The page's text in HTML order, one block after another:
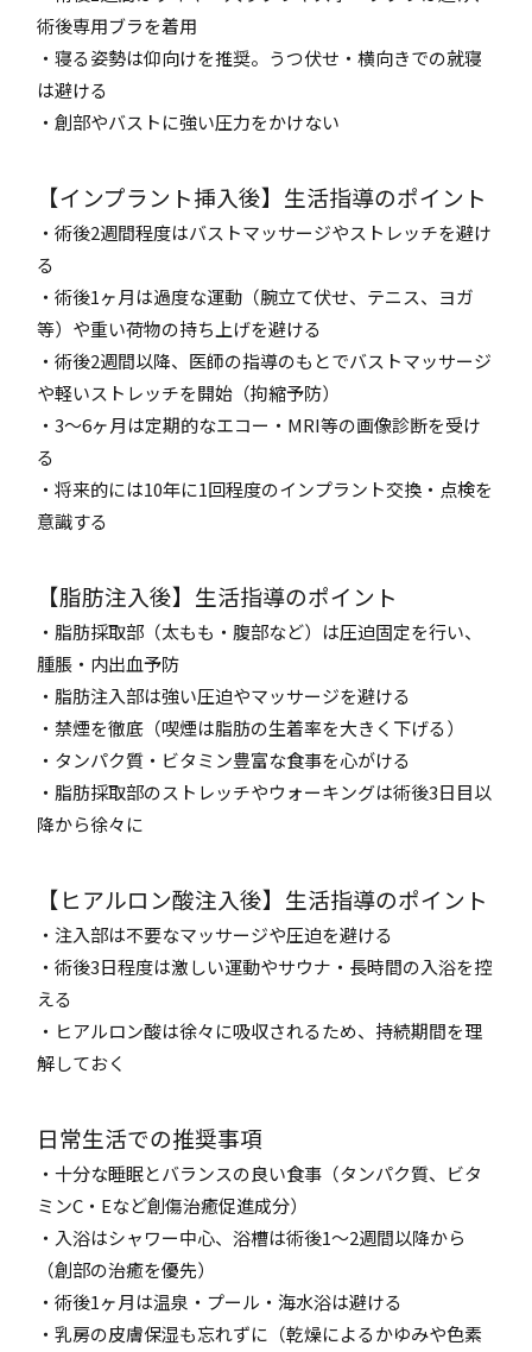
術後専用ブラを着用
・寝る姿勢は仰向けを推奨。うつ伏せ・横向きでの就寝
は避ける
・創部やバストに強い圧力をかけない
【インプラント挿入後】生活指導のポイント
・術後2週間程度はバストマッサージやストレッチを避け
る
・術後1ヶ月は過度な運動（腕立て伏せ、テニス、ヨガ
等）や重い荷物の持ち上げを避ける
・術後2週間以降、医師の指導のもとでバストマッサージ
や軽いストレッチを開始（拘縮予防）
・3〜6ヶ月は定期的なエコー・MRI等の画像診断を受け
る
・将来的には10年に1回程度のインプラント交換・点検を
意識する
【脂肪注入後】生活指導のポイント
・脂肪採取部（太もも・腹部など）は圧迫固定を行い、
腫脹・内出血予防
・脂肪注入部は強い圧迫やマッサージを避ける
・禁煙を徹底（喫煙は脂肪の生着率を大きく下げる）
・タンパク質・ビタミン豊富な食事を心がける
・脂肪採取部のストレッチやウォーキングは術後3日目以
降から徐々に
【ヒアルロン酸注入後】生活指導のポイント
・注入部は不要なマッサージや圧迫を避ける
・術後3日程度は激しい運動やサウナ・長時間の入浴を控
える
・ヒアルロン酸は徐々に吸収されるため、持続期間を理
解しておく
日常生活での推奨事項
・十分な睡眠とバランスの良い食事（タンパク質、ビタ
ミンC・Eなど創傷治癒促進成分）
・入浴はシャワー中心、浴槽は術後1〜2週間以降から
（創部の治癒を優先）
・術後1ヶ月は温泉・プール・海水浴は避ける
・乳房の皮膚保湿も忘れずに（乾燥によるかゆみや色素